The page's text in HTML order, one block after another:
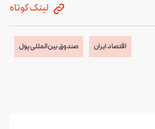
لینک کوتاه
اقتصاد ایران صندوق بین‌المللی پول